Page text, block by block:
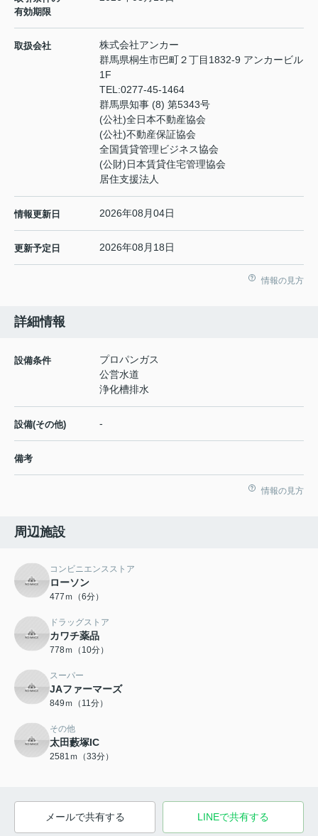
有効期限
取扱会社
株式会社アンカー
群馬県桐生市巴町２丁目1832-9 アンカービル
1F
TEL:0277-45-1464
群馬県知事 (8) 第5343号
(公社)全日本不動産協会
(公社)不動産保証協会
全国賃貸管理ビジネス協会
(公財)日本賃貸住宅管理協会
居住支援法人
情報更新日 2026年08月04日
更新予定日 2026年08月18日
情報の見方
詳細情報
設備条件
プロパンガス
公営水道
浄化槽排水
設備(その他) -
備考
情報の見方
周辺施設
コンビニエンスストア
ローソン
477ｍ（6分）
ドラッグストア
カワチ薬品
778ｍ（10分）
スーパー
JAファーマーズ
849ｍ（11分）
その他
太田藪塚IC
2581ｍ（33分）
メールで共有する LINEで共有する